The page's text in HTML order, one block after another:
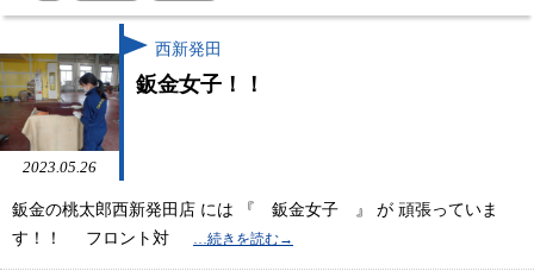
2023.05.26
西新発田
鈑金女子！！
鈑金の桃太郎西新発田店 には 『 鈑金女子 』 が 頑張っていま
す！！ フロント対